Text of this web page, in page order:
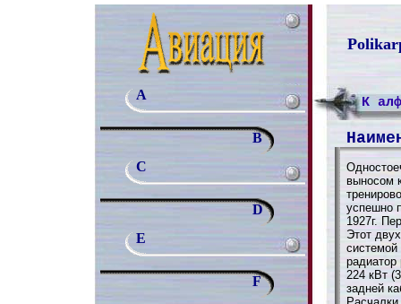
A
B
C
D
E
F
К
выносом
успешно
1927г.
Этот
224 кВт
задней